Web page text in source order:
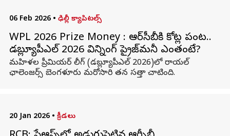
06 Feb 2026 • ఢిల్లీ క్యాపిటల్స్
WPL 2026 Prize Money : ఆర్‌సీబీకి కోట్ల పంట..
డబ్ల్యూపీఎల్‌ 2026 విన్నింగ్ ప్రైజ్‌మనీ ఎంతంటే?
మహిళల ప్రీమియర్ లీగ్‌ (డబ్ల్యూపీఎల్‌ 2026)లో రాయల్
ఛాలెంజర్స్ బెంగళూరు మరోసారి తన సత్తా చాటింది.
20 Jan 2026 • క్రీడలు